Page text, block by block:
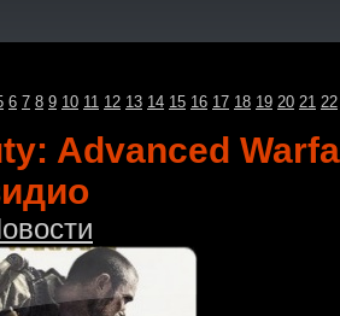
6 7 8 9 10 11 12 13 14 15 16 17 18 19 20 21 22
Advanced